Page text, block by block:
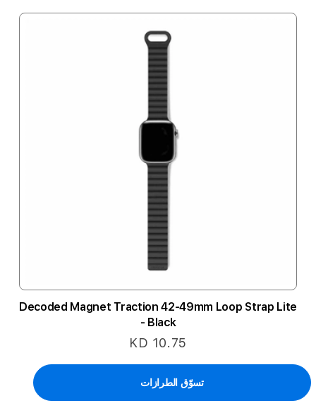
Decoded Magnet Traction 42-49mm Loop Strap Lite
- Black
KD 10.75
تسوّق الطرازات